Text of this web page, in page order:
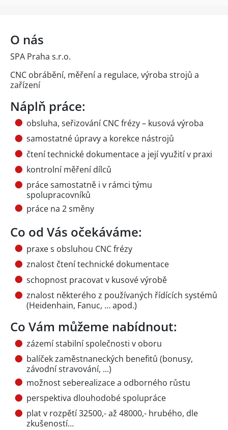
O nás
SPA Praha s.r.o.
CNC obrábění, měření a regulace, výroba strojů a
zařízení
Náplň práce:
obsluha, seřizování CNC frézy – kusová výroba
samostatné úpravy a korekce nástrojů
čtení technické dokumentace a její využití v praxi
kontrolní měření dílců
práce samostatně i v rámci týmu
spolupracovníků
práce na 2 směny
Co od Vás očekáváme:
praxe s obsluhou CNC frézy
znalost čtení technické dokumentace
schopnost pracovat v kusové výrobě
znalost některého z používaných řídících systémů
(Heidenhain, Fanuc, … apod.)
Co Vám můžeme nabídnout:
zázemí stabilní společnosti v oboru
balíček zaměstnaneckých benefitů (bonusy,
závodní stravování, ...)
možnost seberealizace a odborného růstu
perspektiva dlouhodobé spolupráce
plat v rozpětí 32500,- až 48000,- hrubého, dle
zkušeností…